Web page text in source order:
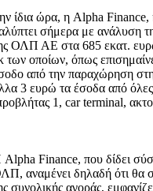
ίδια ώρα, η Alpha Finance,
σήμερα με ανάλυση
ΟΛΠ ΑΕ στα 685 εκατ.
των οποίων, όπως
από την παραχώρηση
3 ευρώ τα έσοδα από όλες
1, car terminal,
Finance, που δίδει
αναμένει δηλαδή ότι θα
συνολικής αγοράς,